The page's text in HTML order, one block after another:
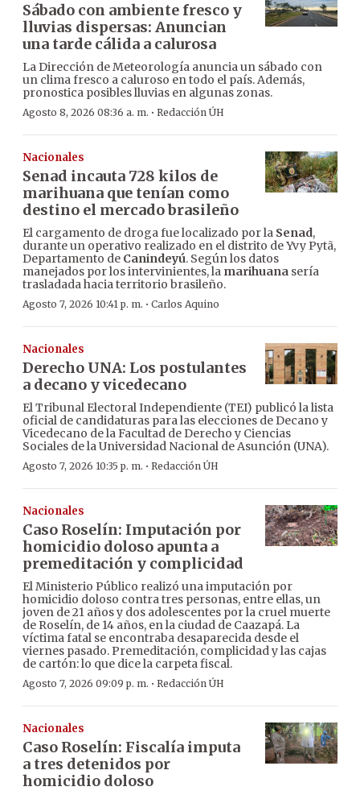
Sábado con ambiente fresco y
lluvias dispersas: Anuncian
una tarde cálida a calurosa
La Dirección de Meteorología anuncia un sábado con
un clima fresco a caluroso en todo el país. Además,
pronostica posibles lluvias en algunas zonas.
Agosto 8, 2026 08:36 a. m. · Redacción ÚH
Nacionales
Senad incauta 728 kilos de
marihuana que tenían como
destino el mercado brasileño
El cargamento de droga fue localizado por la Senad,
durante un operativo realizado en el distrito de Yvy Pytã,
Departamento de Canindeyú. Según los datos
manejados por los intervinientes, la marihuana sería
trasladada hacia territorio brasileño.
Agosto 7, 2026 10:41 p. m. · Carlos Aquino
Nacionales
Derecho UNA: Los postulantes
a decano y vicedecano
El Tribunal Electoral Independiente (TEI) publicó la lista
oficial de candidaturas para las elecciones de Decano y
Vicedecano de la Facultad de Derecho y Ciencias
Sociales de la Universidad Nacional de Asunción (UNA).
Agosto 7, 2026 10:35 p. m. · Redacción ÚH
Nacionales
Caso Roselín: Imputación por
homicidio doloso apunta a
premeditación y complicidad
El Ministerio Público realizó una imputación por
homicidio doloso contra tres personas, entre ellas, un
joven de 21 años y dos adolescentes por la cruel muerte
de Roselín, de 14 años, en la ciudad de Caazapá. La
víctima fatal se encontraba desaparecida desde el
viernes pasado. Premeditación, complicidad y las cajas
de cartón: lo que dice la carpeta fiscal.
Agosto 7, 2026 09:09 p. m. · Redacción ÚH
Nacionales
Caso Roselín: Fiscalía imputa
a tres detenidos por
homicidio doloso